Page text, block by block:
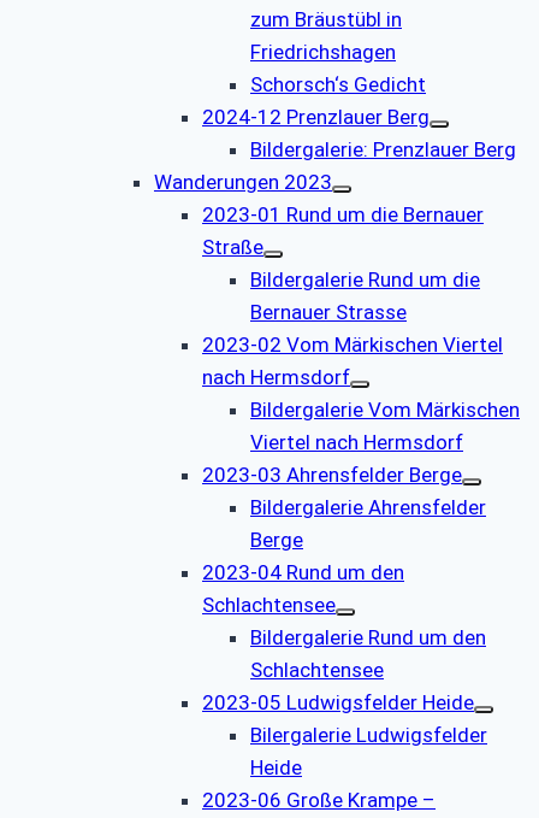
zum Bräustübl in
Friedrichshagen
Schorsch‘s Gedicht
2024-12 Prenzlauer Berg
Bildergalerie: Prenzlauer Berg
Wanderungen 2023
2023-01 Rund um die Bernauer
Straße
Bildergalerie Rund um die
Bernauer Strasse
2023-02 Vom Märkischen Viertel
nach Hermsdorf
Bildergalerie Vom Märkischen
Viertel nach Hermsdorf
2023-03 Ahrensfelder Berge
Bildergalerie Ahrensfelder
Berge
2023-04 Rund um den
Schlachtensee
Bildergalerie Rund um den
Schlachtensee
2023-05 Ludwigsfelder Heide
Bilergalerie Ludwigsfelder
Heide
2023-06 Große Krampe –